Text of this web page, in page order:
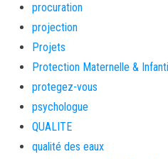
procuration
projection
Projets
Protection Maternelle &
protegez-vous
psychologue
QUALITE
qualité des eaux